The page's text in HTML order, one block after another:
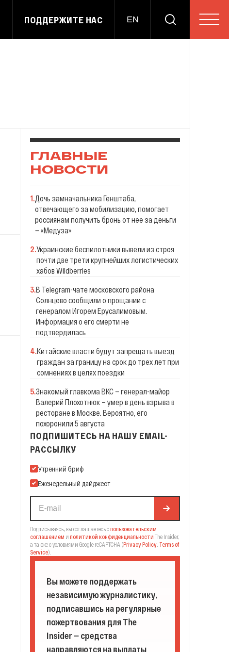
ПОДДЕРЖИТЕ НАС EN
ГЛАВНЫЕ
НОВОСТИ
1.Дочь замначальника Генштаба,
отвечающего за мобилизацию, помогает
россиянам получить бронь от нее за деньги
— «Медуза»
2.Украинские беспилотники вывели из строя
почти две трети крупнейших логистических
хабов Wildberries
3.В Telegram-чате московского района
Солнцево сообщили о прощании с
генералом Игорем Ерусалимовым.
Информация о его смерти не
подтвердилась
4.Китайские власти будут запрещать выезд
граждан за границу на срок до трех лет при
сомнениях в целях поездки
5.Знакомый главкома ВКС — генерал-майор
Валерий Плохотнюк — умер в день взрыва в
ресторане в Москве. Вероятно, его
похоронили 5 августа
ПОДПИШИТЕСЬ НА НАШУ EMAIL-
РАССЫЛКУ
Подпишитесь на нашу Email-рассылку
Утренний бриф
Еженедельный дайджест
Подписываясь, вы соглашаетесь спользовательским
соглашением и политикой конфиденциальности The Insider,
а также с условиями Google reCAPTCHA (Privacy Policy, Terms of
Service).
Вы можете поддержать
независимую журналистику,
подписавшись на регулярные
пожертвования для The
Insider — средства
направляются на выплаты